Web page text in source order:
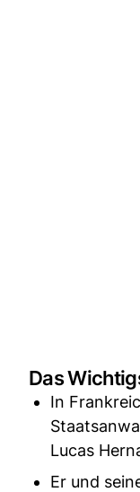
Das
In
Lucas
Er und